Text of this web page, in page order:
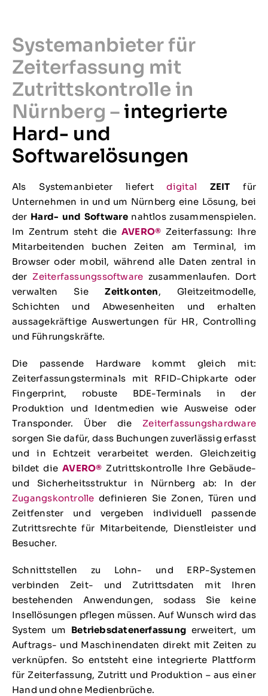
Systemanbieter für
Zeiterfassung mit
Zutrittskontrolle in
Nürnberg –integrierte
Hard- und
Softwarelösungen
Als Systemanbieter liefertdigital ZEIT für
Unternehmen in und um Nürnberg eine Lösung, bei
der Hard- und Softwarenahtlos zusammenspielen.
Im Zentrum steht dieAVERO® Zeiterfassung: Ihre
Mitarbeitenden buchen Zeiten am Terminal, im
Browser oder mobil, während alle Daten zentral in
der Zeiterfassungssoftware zusammenlaufen. Dort
verwalten SieZeitkonten, Gleitzeitmodelle,
Schichten und Abwesenheiten und erhalten
aussagekräftige Auswertungen für HR, Controlling
und Führungskräfte.
Die passende Hardware kommt gleich mit:
Zeiterfassungsterminals mit RFID-Chipkarte oder
Fingerprint, robuste BDE-Terminals in der
Produktion und Identmedien wie Ausweise oder
Transponder. Über die Zeiterfassungshardware
sorgen Sie dafür, dass Buchungen zuverlässig erfasst
und in Echtzeit verarbeitet werden. Gleichzeitig
bildet dieAVERO® Zutrittskontrolle Ihre Gebäude-
und Sicherheitsstruktur in Nürnberg ab: In der
Zugangskontrolle definieren Sie Zonen, Türen und
Zeitfenster und vergeben individuell passende
Zutrittsrechte für Mitarbeitende, Dienstleister und
Besucher.
Schnittstellen zu Lohn- und ERP-Systemen
verbinden Zeit- und Zutrittsdaten mit Ihren
bestehenden Anwendungen, sodass Sie keine
Insellösungen pflegen müssen. Auf Wunsch wird das
System um Betriebsdatenerfassung erweitert, um
Auftrags- und Maschinendaten direkt mit Zeiten zu
verknüpfen. So entsteht eine integrierte Plattform
für Zeiterfassung, Zutritt und Produktion – aus einer
Hand und ohne Medienbrüche.